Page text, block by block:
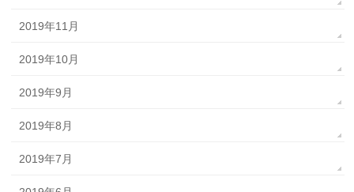
2019年11月
2019年10月
2019年9月
2019年8月
2019年7月